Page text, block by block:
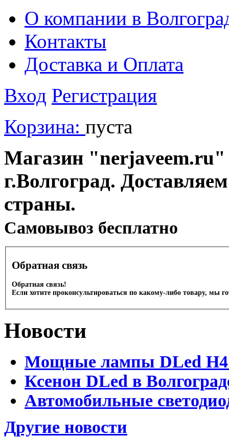
О компании в
Контакты
Доставка и Оплата
Вход Регистрация
Корзина: пуста
Магазин "nerjaveem.ru"
г.Волгоград.
страны.
Cамовывоз бесплатно
Обратная связь
Обратная связь!
Если хотите проконсультироваться по какому-либо товару, мы
Новости
Мощные лампы DLed H4
Ксенон DLed в
Автомобильные
Другие новости